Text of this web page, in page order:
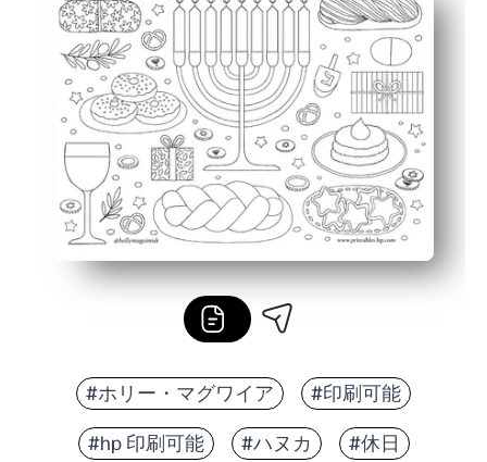
メノラー、ドレイデル、ホリデーのおやつなど、ハ
集中力と細かい運動能力を養います。キャンドルを
すぐにデコレーションになります。壁に色を塗って
#ホリー・マグワイア #印刷可能
#hp 印刷可能 #ハヌカ #休日